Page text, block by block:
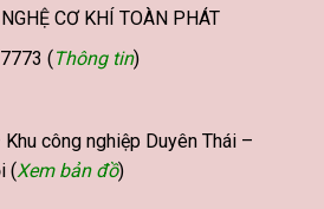
CƠ KHÍ TOÀN PHÁT
( Thông tin)
công nghiệp Duyên Thái –
(Xem bản đồ)